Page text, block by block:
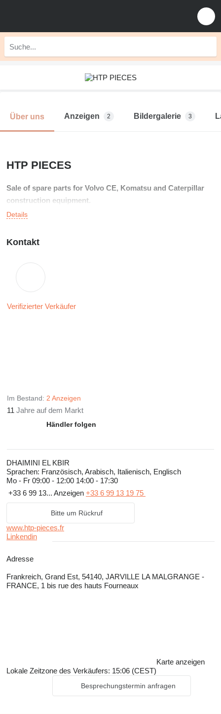
Über uns Anzeigen 2 Bildergalerie 3
HTP PIECES
Sale of spare parts for Volvo CE, Komatsu and Caterpillar
construction equipment.
Details
Kontakt
Verifizierter Verkäufer
Im Bestand: 2 Anzeigen
11 Jahre auf dem Markt
Händler folgen
DHAIMINI EL KBIR
Sprachen: Französisch, Arabisch, Italienisch, Englisch
Mo - Fr 09:00 - 12:00 14:00 - 17:30
+33 6 99 13... Anzeigen +33 6 99 13 19 75
Bitte um Rückruf
www.htp-pieces.fr
Linkendin
Adresse
Frankreich, Grand Est, 54140, JARVILLE LA MALGRANGE -
FRANCE, 1 bis rue des hauts Fourneaux
Karte anzeigen
Lokale Zeitzone des Verkäufers: 15:06 (CEST)
Besprechungstermin anfragen